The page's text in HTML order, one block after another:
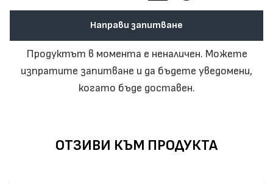
Направи запитване
Продуктът в момента е неналичен. Можете
изпратите запитване и да бъдете уведомени,
когато бъде доставен.
ОТЗИВИ КЪМ ПРОДУКТА